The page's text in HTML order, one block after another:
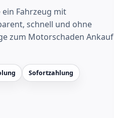
Fahrzeug mit
schnell und ohne
zum Motorschaden Ankauf
Sofortzahlung